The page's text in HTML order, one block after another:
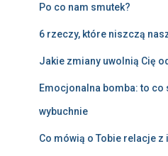
Po co nam smutek?
6 rzeczy, które niszczą
Jakie zmiany uwolnią Cię
Emocjonalna bomba: to co
wybuchnie
Co mówią o Tobie relacje z